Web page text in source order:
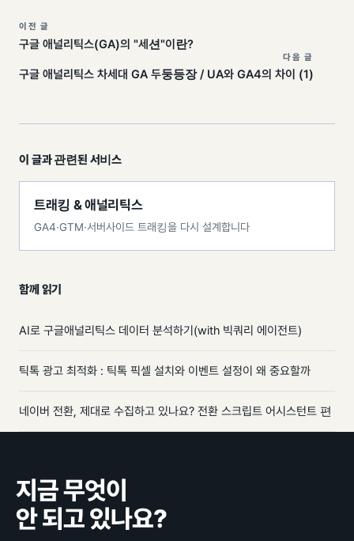
이전 글
구글 애널리틱스(GA)의 "세션"이란?
다음 글
구글 애널리틱스 차세대 GA 두둥등장 / UA와 GA4의 차이 (1)
이 글과 관련된 서비스
트래킹 & 애널리틱스
GA4·GTM·서버사이드 트래킹을 다시 설계합니다
함께 읽기
AI로 구글애널리틱스 데이터 분석하기(with 빅쿼리 에이전트)
틱톡 광고 최적화 : 틱톡 픽셀 설치와 이벤트 설정이 왜 중요할까
네이버 전환, 제대로 수집하고 있나요? 전환 스크립트 어시스턴트 편
지금 무엇이
안 되고 있나요?